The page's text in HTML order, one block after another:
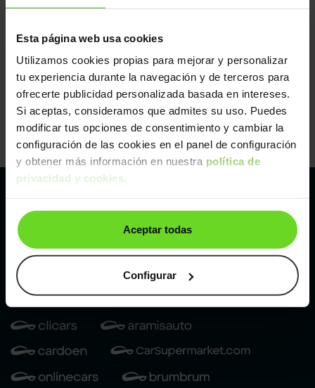
Esta página web usa cookies
Utilizamos cookies propias para mejorar y personalizar
tu experiencia durante la navegación y de terceros para
ofrecerte publicidad personalizada basada en intereses.
Si aceptas, consideramos que admites su uso. Puedes
modificar tus opciones de consentimiento y cambiar la
configuración de las cookies en el panel de configuración
y obtener más información en nuestra política de
privacidad y cookies.
Aceptar todas
Configurar
Pertenecemos al líder europeo de
compraventa de coches online
Con sede en: España, Francia, Bélgica, Reino Unido, Austria
e Italia.
¡Vendemos 1 coche por minuto!